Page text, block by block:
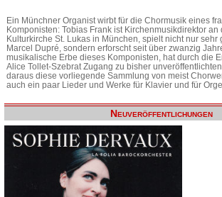
Ein Münchner Organist wirbt für die Chormusik eines
Komponisten: Tobias Frank ist Kirchenmusikdirektor
Kulturkirche St. Lukas in München, spielt nicht nur sehr
Marcel Dupré, sondern erforscht seit über zwanzig
musikalische Erbe dieses Komponisten, hat durch die
Alice Tollet-Szebrat Zugang zu bisher
daraus diese vorliegende Sammlung von meist
auch ein paar Lieder und Werke für Klavier und für
Neuveröffentlichungen